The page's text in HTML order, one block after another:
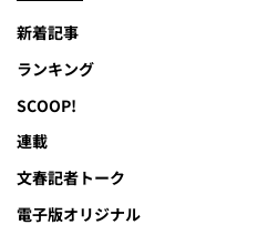
新着記事
ランキング
SCOOP!
連載
文春記者トーク
電子版オリジナル